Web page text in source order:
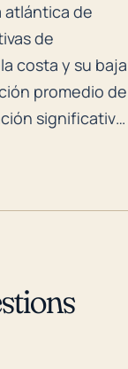
de
atlántica de
de
costa y su baja
promedio de
significativa,
inundar la
Las
el riesgo de